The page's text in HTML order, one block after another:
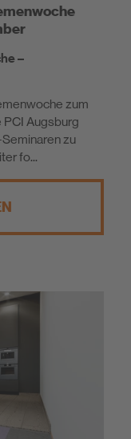
–
zum
PCI Augsburg
zu
fo...